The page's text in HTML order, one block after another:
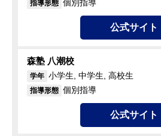
指導形態 個別指導
公式サイト
森塾 八潮校
学年 小学生, 中学生, 高校生
指導形態 個別指導
公式サイト